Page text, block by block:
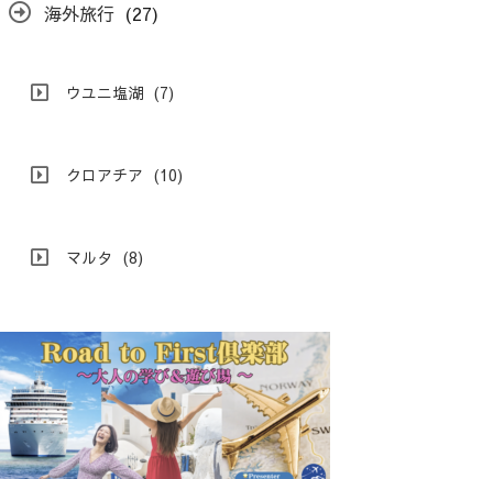
海外旅行 (27)
ウユニ塩湖 (7)
クロアチア (10)
マルタ (8)